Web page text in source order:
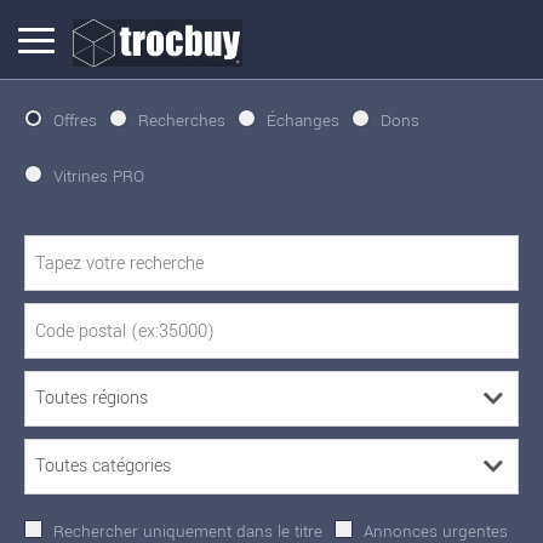
Offres Recherches Échanges Dons
Vitrines PRO
Rechercher uniquement dans le titre Annonces urgentes